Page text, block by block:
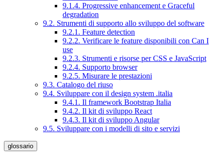
9.1.4. Progressive enhancement e Graceful
degradation
9.2. Strumenti di supporto allo sviluppo del software
9.2.1. Feature detection
9.2.2. Verificare le feature disponibili con Can I
use
9.2.3. Strumenti e risorse per CSS e JavaScript
9.2.4. Supporto browser
9.2.5. Misurare le prestazioni
9.3. Catalogo del riuso
9.4. Sviluppare con il design system .italia
9.4.1. Il framework Bootstrap Italia
9.4.2. Il kit di sviluppo React
9.4.3. Il kit di sviluppo Angular
9.5. Sviluppare con i modelli di sito e servizi
glossario